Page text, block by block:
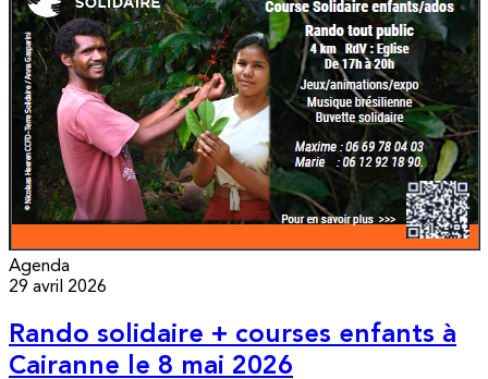
Agenda
29 avril 2026
Rando solidaire + courses enfants à
Cairanne le 8 mai 2026